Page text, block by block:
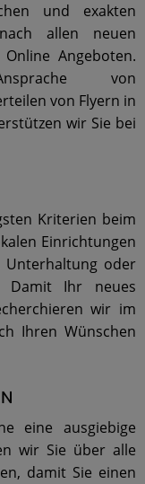
und exakten
allen neuen
Angeboten.
von
von Flyern in
wir Sie bei
Kriterien beim
Einrichtungen
Unterhaltung oder
Damit Ihr neues
wir im
Ihren Wünschen
eine ausgiebige
wir Sie über alle
damit Sie einen